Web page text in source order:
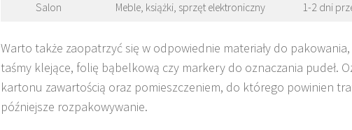
Salon Meble, książki, sprzęt elektroniczny 1-2 dni
Warto także zaopatrzyć się w odpowiednie materiały do
taśmy klejące, folię bąbelkową czy markery do oznaczania pudeł.
kartonu zawartością oraz pomieszczeniem, do którego powinien
późniejsze rozpakowywanie.